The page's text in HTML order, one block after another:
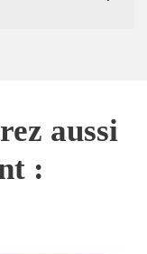
aussi
: